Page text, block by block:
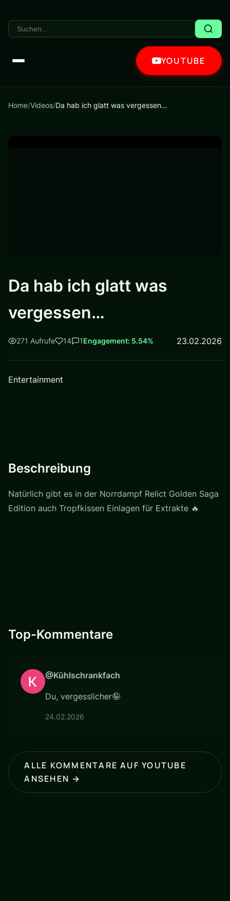
YOUTUBE
Home/Videos/Da hab ich glatt was vergessen…
Da hab ich glatt was
vergessen…
271 Aufrufe 14 1Engagement: 5.54% 23.02.2026
Entertainment
Beschreibung
Natürlich gibt es in der Norrdampf Relict Golden Saga
Edition auch Tropfkissen Einlagen für Extrakte 🔥
Top-Kommentare
@Kühlschrankfach
Du, vergesslicher🤪
24.02.2026
ALLE KOMMENTARE AUF YOUTUBE
ANSEHEN →